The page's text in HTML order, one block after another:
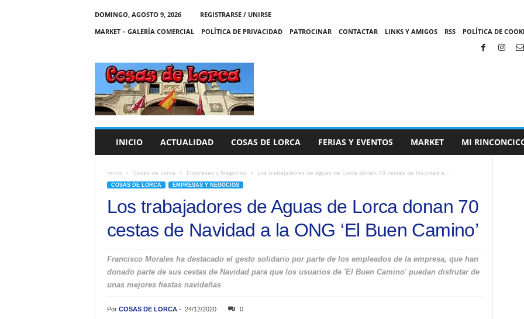
DOMINGO, AGOSTO 9, 2026
REGISTRARSE / UNIRSE
MARKET – GALERÍA COMERCIAL
POLÍTICA DE PRIVACIDAD PATROCINAR CONTACTAR LINKS Y AMIGOS RSS POLÍTICA DE
C
A
S
INICIO ACTUALIDAD COSAS DE LORCA FERIAS Y EVENTOS MARKET MI
Inicio Cosas de Lorca Empresas y Negocios Los trabajadores de Aguas de Lorca donan 70 cestas de Navidad a...
COSAS DE LORCA EMPRESAS Y NEGOCIOS
Los trabajadores de Aguas de Lorca donan 70
cestas de Navidad a la ONG ‘El Buen Camino’
Francisco Morales ha destacado el gesto solidario por parte de los empleados de la empresa, que han
donado parte de sus cestas de Navidad para que los usuarios de 'El Buen Camino' puedan disfrutar de
unas mejores fiestas navideñas
Por COSAS DE LORCA- 24/12/2020 0